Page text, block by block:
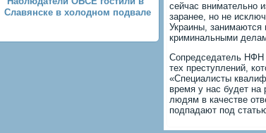
Славянске в холодном подвале
сейчас внимательно
заранее, но не
Украины, занимаются
криминальными
Сопредседатель НФН
тех преступлений,
«Специалисты
время у нас будет на
людям в качестве
подпадают под